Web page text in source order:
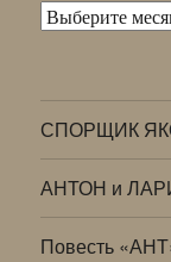
Архивы
СПОРЩИК
АНТОН и
Повесть